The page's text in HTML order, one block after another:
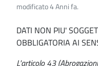
modificato 4 Anni fa.
DATI NON PIU'
OBBLIGATORIA AI
L'articolo 43